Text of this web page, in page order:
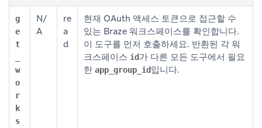
g
e
t
w
o
r
k
s
N/
A
re
a
d
현재 OAuth 액세스 토큰으로 접근할 수
있는 Braze 워크스페이스를 확인합니다.
이 도구를 먼저 호출하세요. 반환된 각 워
크스페이스 id가 다른 모든 도구에서 필요
한 app_group_id입니다.